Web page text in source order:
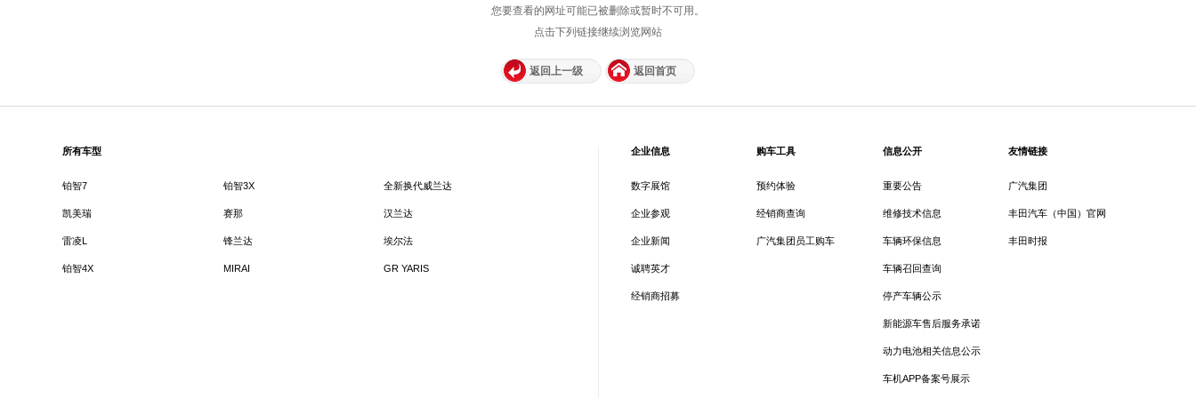
您要查看的网址可能已被删除或暂时不可用。
点击下列链接继续浏览网站
返回上一级 返回首页
所有车型
铂智7 铂智3X 全新换代威兰达
凯美瑞 赛那 汉兰达
雷凌L 锋兰达 埃尔法
铂智4X MIRAI GR YARIS
企业信息
数字展馆
企业参观
企业新闻
诚聘英才
经销商招募
购车工具
预约体验
经销商查询
广汽集团员工购车
信息公开
重要公告
维修技术信息
车辆环保信息
车辆召回查询
停产车辆公示
新能源车售后服务承诺
动力电池相关信息公示
车机APP备案号展示
友情链接
广汽集团
丰田汽车（中国）官网
丰田时报